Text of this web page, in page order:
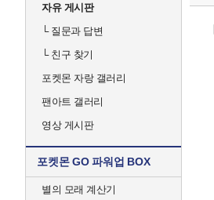
자유 게시판
└질문과 답변
└친구 찾기
포켓몬 자랑 갤러리
팬아트 갤러리
영상 게시판
포켓몬 GO 파워업 BOX
별의 모래 계산기